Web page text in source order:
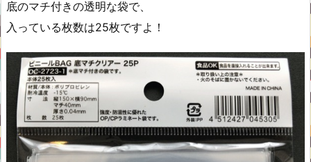
底のマチ付きの透明な袋で、
入っている枚数は25枚ですよ！